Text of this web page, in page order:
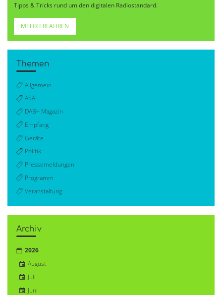
Tipps & Tricks rund um den digitalen Radiostandard.
MEHR ERFAHREN
Themen
Allgemein
ASA
DAB+ Magazin
Empfang
Geräte
Politik
Pressemeldungen
Programm
Veranstaltung
Archiv
2026
August
Juli
Juni